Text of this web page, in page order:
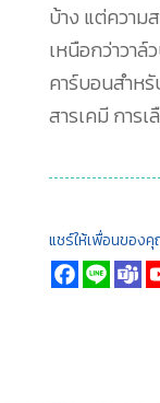
บ้าง แต่ความ
เหนือกว่าวาล์
คาร์บอนสำห
สารเคมี การ
แชร์ให้เพื่อนของ